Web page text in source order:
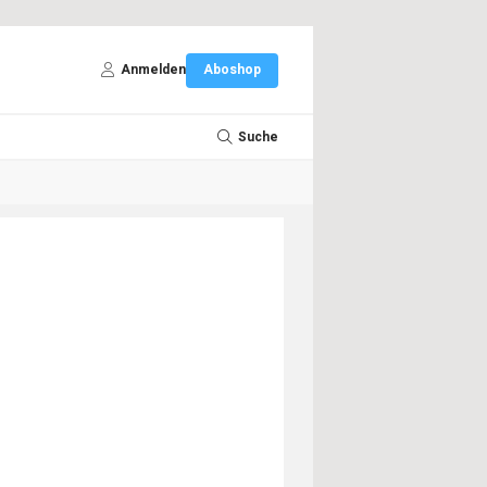
Anmelden Aboshop
Suche